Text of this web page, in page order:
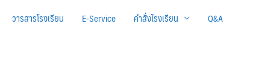
วารสารโรงเรียน E-Service คำสั่งโรงเรียน Q&A